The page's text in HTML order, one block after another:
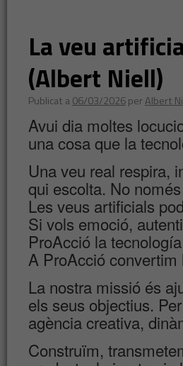
La veu
(Albert Niell)
Publicat a06/03/2026perAlbert
Avui dia moltes
una cosa que la
Una veu real respira,
qui escolta. No
Les veus artificials
Si vols emoció,
ProAcció la
A ProAcció
La nostra missió és
els seus objectius.
agència creativa,
Construïm,